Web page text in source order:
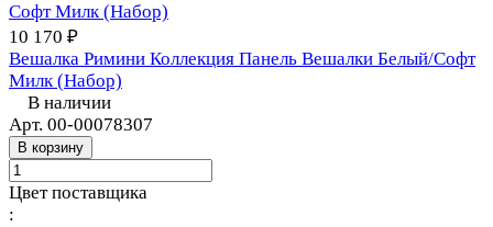
10 170 ₽
Вешалка Римини Коллекция Панель Вешалки Белый/Софт
Милк (Набор)
В наличии
Арт. 00-00078307
В корзину
Цвет поставщика
: